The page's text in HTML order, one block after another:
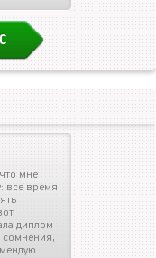
мне
все время
диплом
сомнения,